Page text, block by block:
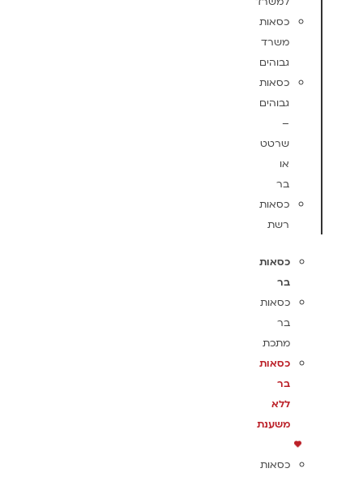
כסאות
משרד
גבוהים
כסאות
גבוהים
–
שרטט
או
בר
כסאות
רשת
כסאות
בר
כסאות
בר
מתכת
כסאות
בר
ללא
משענת
כסאות